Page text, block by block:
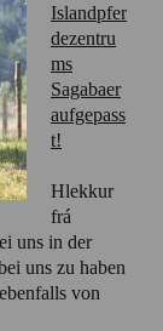
Islandpfer
dezentru
ms
Sagabaer
aufgepass
t!
Hlekkur
frá
uns in der
uns zu haben
von